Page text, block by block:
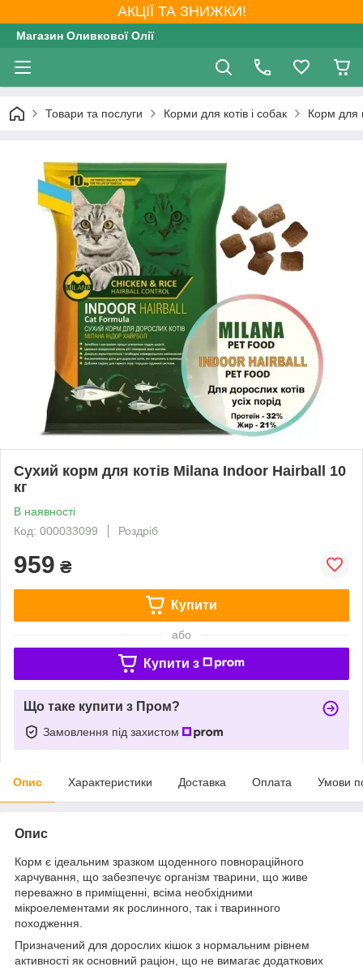
АКЦІЇ ТА ЗНИЖКИ!
Магазин Оливкової Олії
Товари та послуги Корми для котів і собак Корм для
Сухий корм для котів Milana Indoor Hairball 10
кг
В наявності
Код: 000033099
Роздріб
959 ₴
Купити
або
Купити з
Що таке купити з Пром?
Замовлення під захистом
Опис Характеристики Доставка Оплата Умови
Опис
Корм є ідеальним зразком щоденного повнораційного
харчування, що забезпечує організм тварини, що живе
переважно в приміщенні, всіма необхідними
мікроелементами як рослинного, так і тваринного
походження.
Призначений для дорослих кішок з нормальним рівнем
активності як основний раціон, що не вимагає додаткових